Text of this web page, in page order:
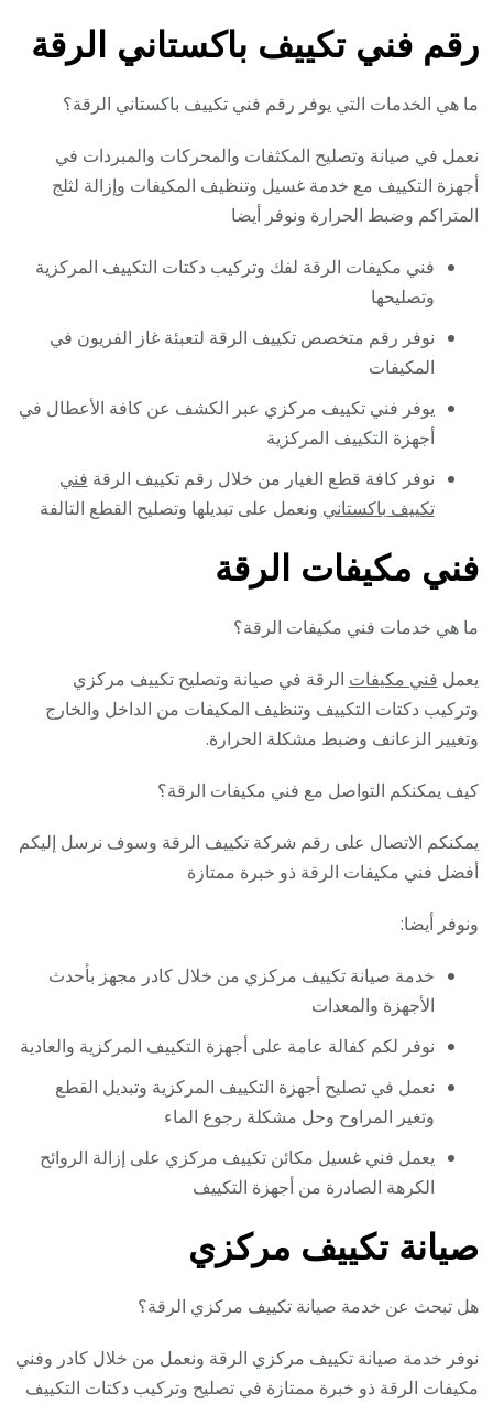
رقم فني تكييف باكستاني الرقة
ما هي الخدمات التي يوفر رقم فني تكييف باكستاني الرقة؟
نعمل في صيانة وتصليح المكثفات والمحركات والمبردات في
أجهزة التكييف مع خدمة غسيل وتنظيف المكيفات وإزالة لثلج
المتراكم وضبط الحرارة ونوفر أيضا
فني مكيفات الرقة لفك وتركيب دكتات التكييف المركزية
وتصليحها
نوفر رقم متخصص تكييف الرقة لتعبئة غاز الفريون في
المكيفات
يوفر فني تكييف مركزي عبر الكشف عن كافة الأعطال في
أجهزة التكييف المركزية
نوفر كافة قطع الغيار من خلال رقم تكييف الرقة فني
تكييف باكستاني ونعمل على تبديلها وتصليح القطع التالفة
فني مكيفات الرقة
ما هي خدمات فني مكيفات الرقة؟
يعمل فني مكيفات الرقة في صيانة وتصليح تكييف مركزي
وتركيب دكتات التكييف وتنظيف المكيفات من الداخل والخارج
وتغيير الزعانف وضبط مشكلة الحرارة.
كيف يمكنكم التواصل مع فني مكيفات الرقة؟
يمكنكم الاتصال على رقم شركة تكييف الرقة وسوف نرسل إليكم
أفضل فني مكيفات الرقة ذو خبرة ممتازة
ونوفر أيضا:
خدمة صيانة تكييف مركزي من خلال كادر مجهز بأحدث
الأجهزة والمعدات
نوفر لكم كفالة عامة على أجهزة التكييف المركزية والعادية
نعمل في تصليح أجهزة التكييف المركزية وتبديل القطع
وتغير المراوح وحل مشكلة رجوع الماء
يعمل فني غسيل مكائن تكييف مركزي على إزالة الروائح
الكرهة الصادرة من أجهزة التكييف
صيانة تكييف مركزي
هل تبحث عن خدمة صيانة تكييف مركزي الرقة؟
نوفر خدمة صيانة تكييف مركزي الرقة ونعمل من خلال كادر وفني
مكيفات الرقة ذو خبرة ممتازة في تصليح وتركيب دكتات التكييف